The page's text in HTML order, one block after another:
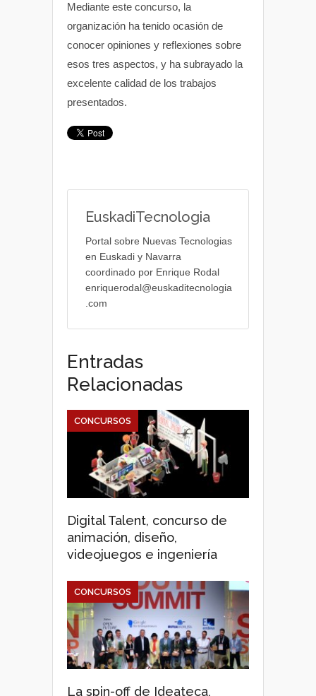
Mediante este concurso, la
organización ha tenido ocasión de
conocer opiniones y reflexiones sobre
esos tres aspectos, y ha subrayado la
excelente calidad de los trabajos
presentados.
EuskadiTecnologia
Portal sobre Nuevas Tecnologias
en Euskadi y Navarra
coordinado por Enrique Rodal
enriquerodal@euskaditecnologia
.com
Entradas
Relacionadas
Digital Talent, concurso de
animación, diseño,
videojuegos e ingeniería
CONCURSOS
La spin-off de Ideateca,
CONCURSOS